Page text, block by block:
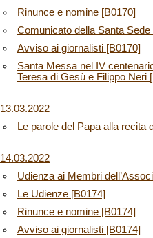
Rinunce e nomine [B0170]
Comunicato della Santa Sede
Avviso ai giornalisti [B0170]
Santa Messa nel IV
Teresa di Gesù e Filippo Neri
13.03.2022
Le parole del Papa alla recita
14.03.2022
Udienza ai Membri
Le Udienze [B0174]
Rinunce e nomine [B0174]
Avviso ai giornalisti [B0174]